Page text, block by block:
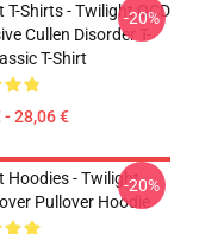
T-Shirts - Twilight OCD
Cullen Disorder T-
T-Shirt
- 28,06 €
-20%
Hoodies - Twilight
Pullover Hoodie
-20%